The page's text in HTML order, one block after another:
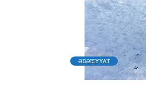
ƏDƏBIYYAT